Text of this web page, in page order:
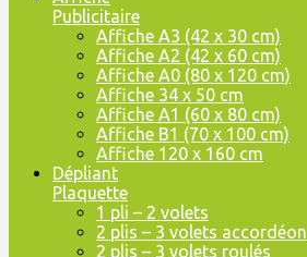
Publicitaire
Affiche A3 (42 x 30 cm)
Affiche A2 (42 x 60 cm)
Affiche A0 (80 x 120 cm)
Affiche 34 x 50 cm
Affiche A1 (60 x 80 cm)
Affiche B1 (70 x 100 cm)
Affiche 120 x 160 cm
Dépliant
Plaquette
1 pli – 2 volets
2 plis – 3 volets accordéon
2 plis – 3 volets roulés